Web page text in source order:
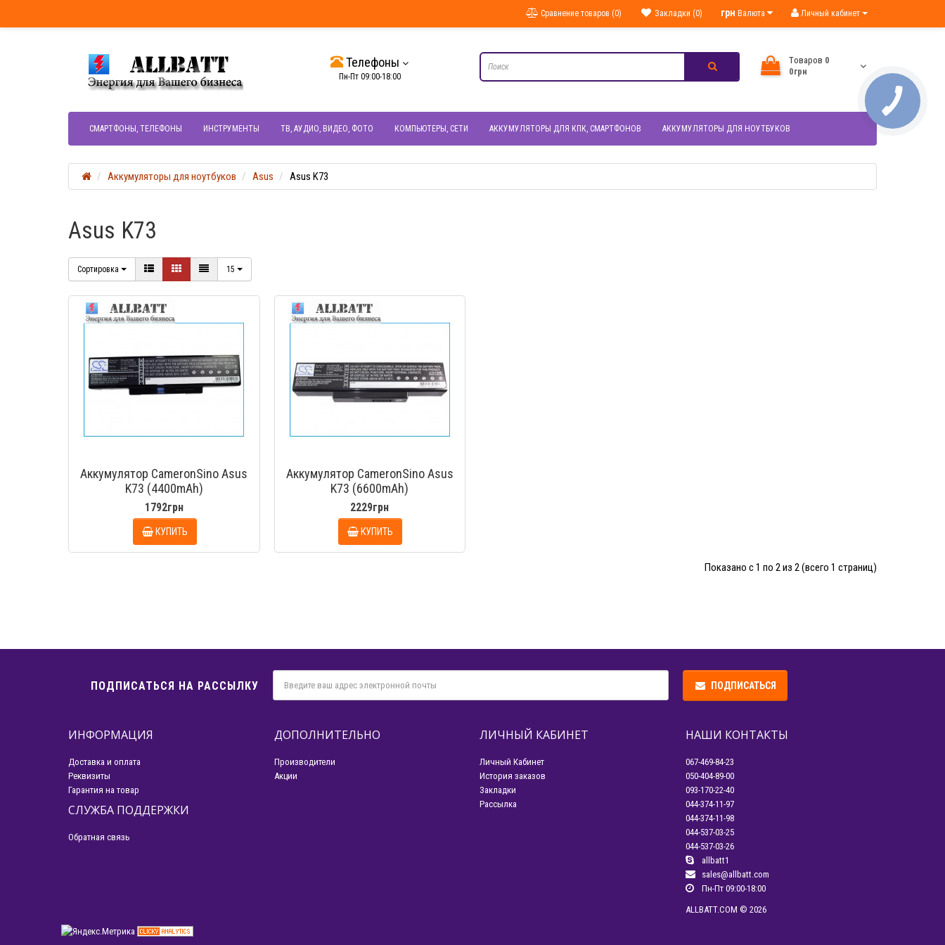
Личный кабинет
грн Валюта
Закладки (0)
Сравнение товаров (0)
Телефоны
Пн-Пт 09:00-18:00
Tоваров 0
0грн
СМАРТФОНЫ, ТЕЛЕФОНЫ ИНСТРУМЕНТЫ ТВ, АУДИО, ВИДЕО, ФОТО КОМПЬЮТЕРЫ, СЕТИ АККУМУЛЯТОРЫ ДЛЯ КПК, СМАРТФОНОВ АККУМУЛЯТОРЫ ДЛЯ НОУТБУКОВ
Аккумуляторы для ноутбуков Asus Asus K73
Asus K73
Сортировка 15
БЫСТРЫЙ ПРОСМОТР
Аккумулятор CameronSino Asus
K73 (4400mAh)
1792грн
КУПИТЬ
Аккумулятор CameronSino Asus
K73 (6600mAh)
2229грн
КУПИТЬ
Показано с 1 по 2 из 2 (всего 1 страниц)
ПОДПИСАТЬСЯ НА РАССЫЛКУ ПОДПИСАТЬСЯ
ИНФОРМАЦИЯ
Доставка и оплата
Реквизиты
Гарантия на товар
СЛУЖБА ПОДДЕРЖКИ
Обратная связь
ДОПОЛНИТЕЛЬНО
Производители
Акции
ЛИЧНЫЙ КАБИНЕТ
Личный Кабинет
История заказов
Закладки
Рассылка
НАШИ КОНТАКТЫ
067-469-84-23
050-404-89-00
093-170-22-40
044-374-11-97
044-374-11-98
044-537-03-25
044-537-03-26
allbatt1
sales@allbatt.com
Пн-Пт 09:00-18:00
ALLBATT.COM © 2026